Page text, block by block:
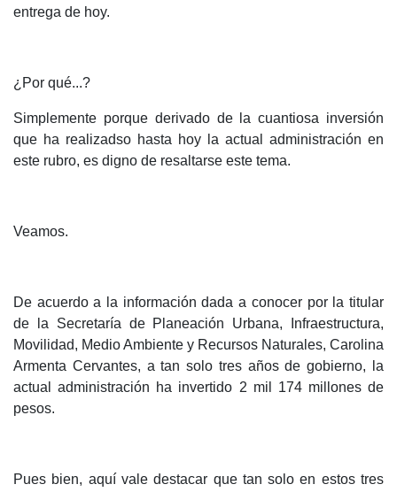
entrega de hoy.
¿Por qué...?
Simplemente porque derivado de la cuantiosa inversión
que ha realizadso hasta hoy la actual administración en
este rubro, es digno de resaltarse este tema.
Veamos.
De acuerdo a la información dada a conocer por la titular
de la Secretaría de Planeación Urbana, Infraestructura,
Movilidad, Medio Ambiente y Recursos Naturales, Carolina
Armenta Cervantes, a tan solo tres años de gobierno, la
actual administración ha invertido 2 mil 174 millones de
pesos.
Pues bien, aquí vale destacar que tan solo en estos tres